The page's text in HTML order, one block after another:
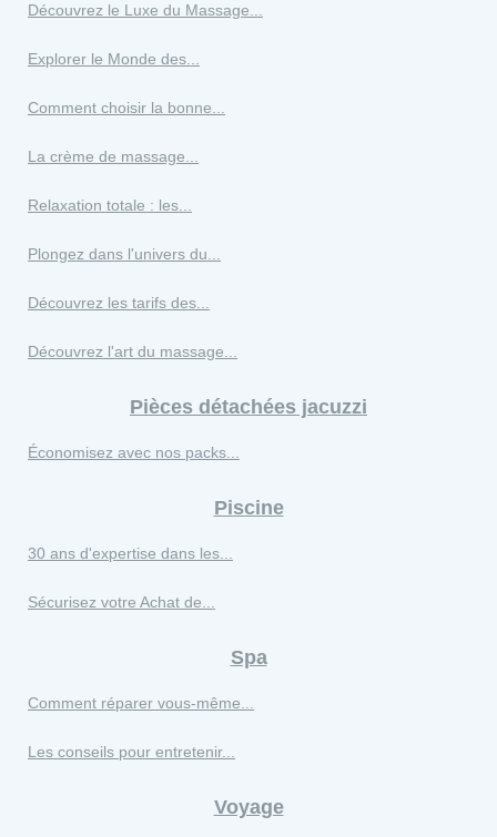
Découvrez le Luxe du Massage...
Explorer le Monde des...
Comment choisir la bonne...
La crème de massage...
Relaxation totale : les...
Plongez dans l'univers du...
Découvrez les tarifs des...
Découvrez l'art du massage...
Pièces détachées jacuzzi
Économisez avec nos packs...
Piscine
30 ans d'expertise dans les...
Sécurisez votre Achat de...
Spa
Comment réparer vous-même...
Les conseils pour entretenir...
Voyage